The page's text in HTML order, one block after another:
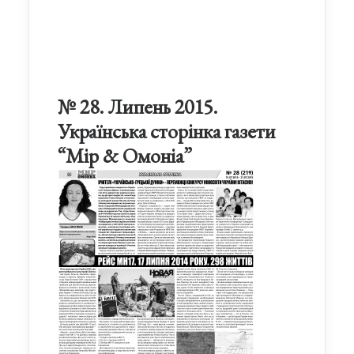
№ 28. Липень 2015.
Українська сторінка газети
“Мір & Омоніа”